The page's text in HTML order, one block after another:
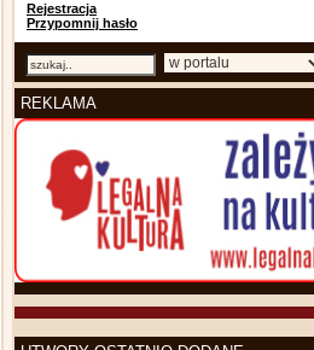
Rejestracja
Przypomnij hasło
REKLAMA